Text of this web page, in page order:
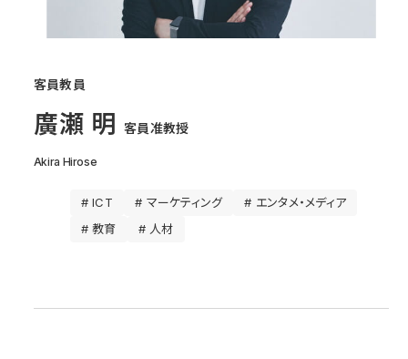
客員教員
廣瀬 明 客員准教授
Akira Hirose
# ICT # マーケティング
# エンタメ・メディア
# 教育
# 人材